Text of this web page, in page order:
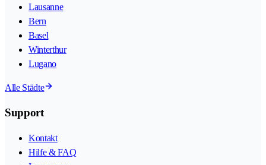
Lausanne
Bern
Basel
Winterthur
Lugano
Alle Städte
Support
Kontakt
Hilfe & FAQ